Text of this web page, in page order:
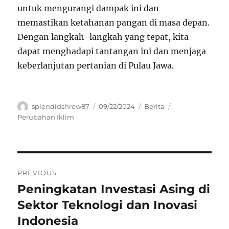
untuk mengurangi dampak ini dan
memastikan ketahanan pangan di masa depan.
Dengan langkah-langkah yang tepat, kita
dapat menghadapi tantangan ini dan menjaga
keberlanjutan pertanian di Pulau Jawa.
Author
splendidshrew87
Posted
09/22/2024 Categories
Berita
Perubahan Iklim
pos
PREVIOUS
Previous
post:
Peningkatan Investasi Asing di
Sektor Teknologi dan Inovasi
Indonesia